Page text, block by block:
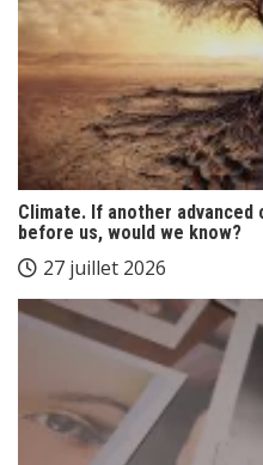
Climate. If another
before us, would we know?
27 juillet 2026